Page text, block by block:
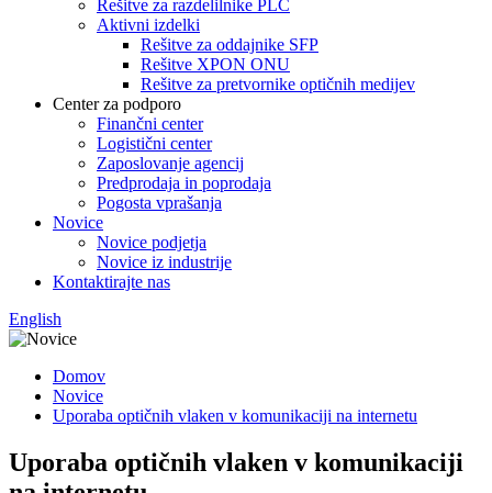
Rešitve za razdelilnike PLC
Aktivni izdelki
Rešitve za oddajnike SFP
Rešitve XPON ONU
Rešitve za pretvornike optičnih medijev
Center za podporo
Finančni center
Logistični center
Zaposlovanje agencij
Predprodaja in poprodaja
Pogosta vprašanja
Novice
Novice podjetja
Novice iz industrije
Kontaktirajte nas
English
Domov
Novice
Uporaba optičnih vlaken v komunikaciji na internetu
Uporaba optičnih vlaken v komunikaciji